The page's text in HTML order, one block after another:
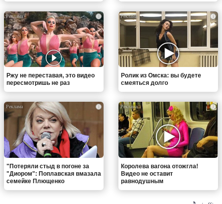
i
Ржу не переставая, это видео
пересмотришь не раз
i
Ролик из Омска: вы будете
смеяться долго
i
"Потеряли стыд в погоне за
"Диором": Поплавская вмазала
семейке Плющенко
i
Королева вагона отожгла!
Видео не оставит
равнодушным